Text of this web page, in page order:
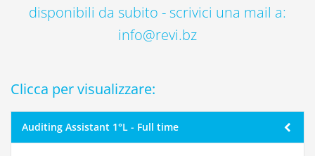
disponibili da subito - scrivici una mail a:
info@revi.bz
Clicca per visualizzare:
Auditing Assistant 1°L - Full time